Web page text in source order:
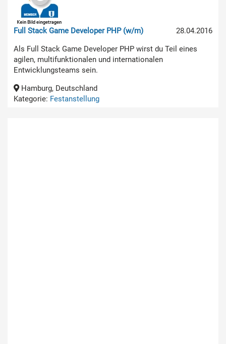
28.04.2016
Full Stack Game Developer PHP (w/m)
Als Full Stack Game Developer PHP wirst du Teil eines
agilen, multifunktionalen und internationalen
Entwicklungsteams sein.
Hamburg, Deutschland
Kategorie: Festanstellung